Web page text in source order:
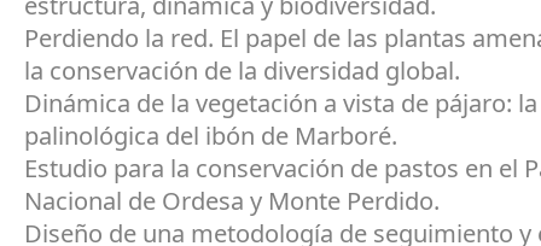
Perdiendo la red. El papel de las plantas
la conservación de la diversidad global.
Dinámica de la vegetación a vista de pájaro:
palinológica del ibón de Marboré.
Estudio para la conservación de pastos en el
Nacional de Ordesa y Monte Perdido.
Diseño de una metodología de seguimiento y